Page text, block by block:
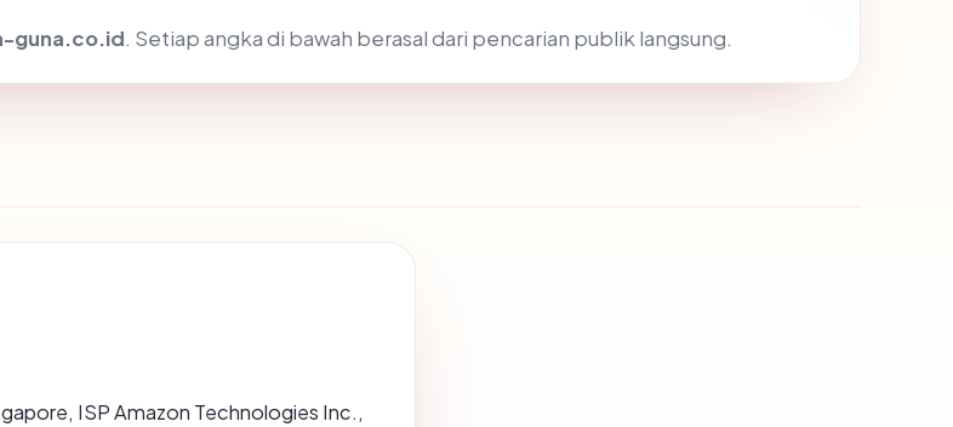
guna.co.id. Setiap angka di bawah berasal dari pencarian publik langsung.
ISP Amazon Technologies Inc.,